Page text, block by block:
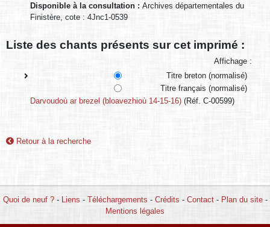
Disponible à la consultation : Archives départementales du
Finistère, cote : 4Jnc1-0539
Liste des chants présents sur cet imprimé :
Affichage :
Titre breton (normalisé)
Titre français (normalisé)
Darvoudoù ar brezel (bloavezhioù 14-15-16) (Réf. C-00599)
Retour à la recherche
Quoi de neuf ?- Liens - Téléchargements - Crédits - Contact- Plan du site-
Mentions légales